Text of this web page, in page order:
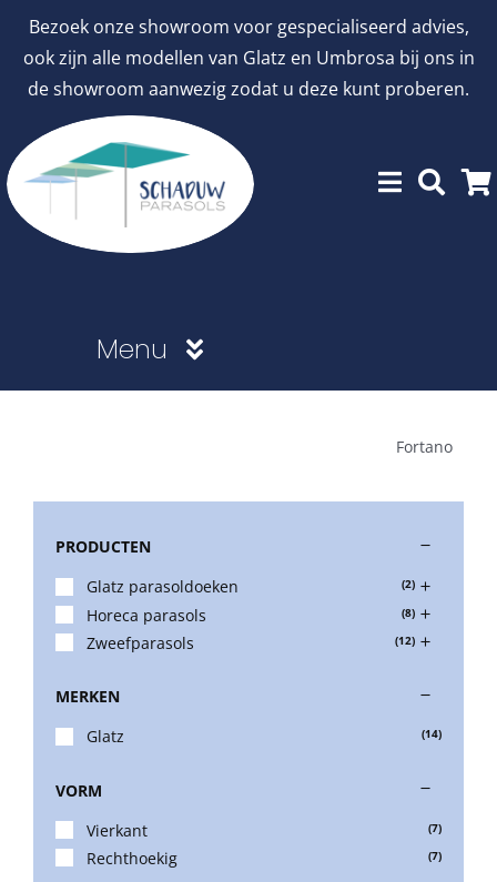
Bezoek onze showroom voor gespecialiseerd advies,
ook zijn alle modellen van Glatz en Umbrosa bij ons in
de showroom aanwezig zodat u deze kunt proberen.
inhoud
Menu
Stokparasols
Zweefparasols
Horeca parasols
Schaduwdoeken
Fortano
PRODUCTEN
Glatz parasoldoeken
(2)
Horeca parasols (8)
Zweefparasols (12)
MERKEN
Glatz
(14)
VORM
Vierkant
(7)
Rechthoekig (7)